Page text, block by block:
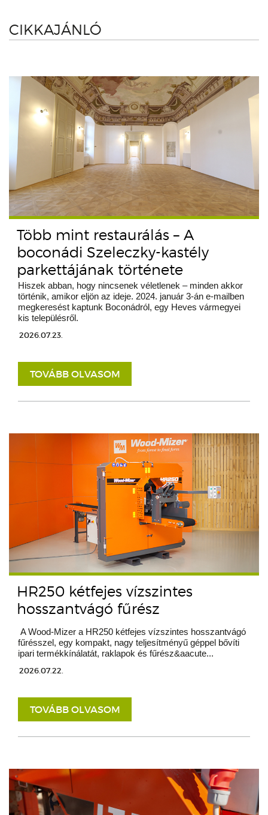
CIKKAJÁNLÓ
Több mint restaurálás – A
boconádi Szeleczky-kastély
parkettájának története
Hiszek abban, hogy nincsenek véletlenek – minden akkor
történik, amikor eljön az ideje. 2024. január 3-án e-mailben
megkeresést kaptunk Boconádról, egy Heves vármegyei
kis településről.
2026.07.23.
TOVÁBB OLVASOM
HR250 kétfejes vízszintes
hosszantvágó fűrész
A Wood-Mizer a HR250 kétfejes vízszintes hosszantvágó
fűrésszel, egy kompakt, nagy teljesítményű géppel bővíti
ipari termékkínálatát, raklapok és fűrész&aacute...
2026.07.22.
TOVÁBB OLVASOM